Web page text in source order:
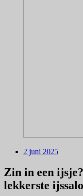
2 juni 2025
Zin in een
lekkerste